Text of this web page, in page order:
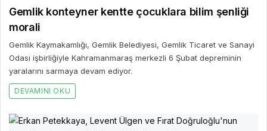
Gemlik konteyner kentte çocuklara bilim şenliği
morali
Gemlik Kaymakamlığı, Gemlik Belediyesi, Gemlik Ticaret ve Sanayi
Odası işbirliğiyle Kahramanmaraş merkezli 6 Şubat depreminin
yaralarını sarmaya devam ediyor.
DEVAMINI OKU